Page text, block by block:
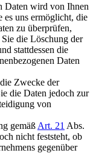
Daten wird von Ihnen
es uns ermöglicht, die
zu überprüfen,
die Löschung der
stattdessen die
Daten
Zwecke der
die Daten jedoch zur
von
gemäß Art. 21 Abs.
nicht feststeht, ob
gegenüber